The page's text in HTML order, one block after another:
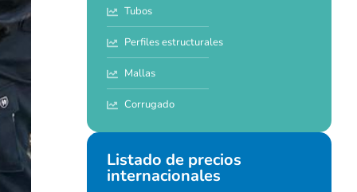
Tubos
Perfiles estructurales
Mallas
Corrugado
Listado de precios
internacionales